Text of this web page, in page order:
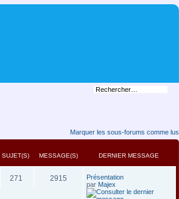
Marquer les sous-forums comme lus
SUJET(S) MESSAGE(S) DERNIER MESSAGE
271 2915
Présentation
par Majex